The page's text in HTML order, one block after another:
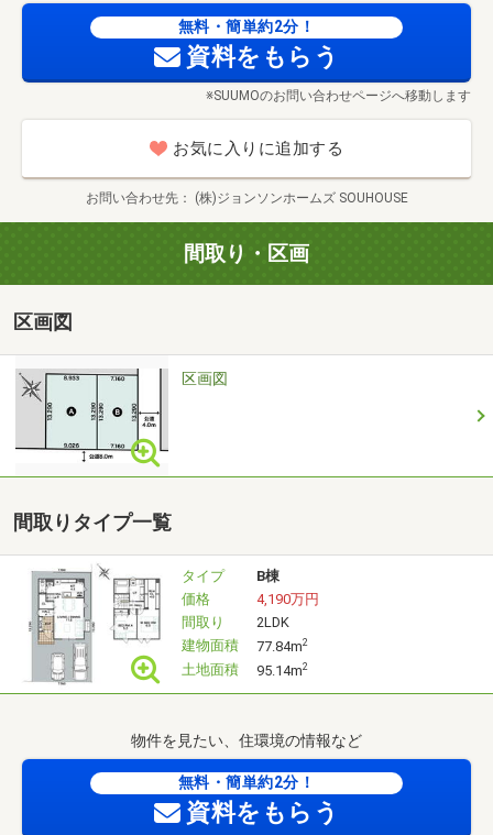
ら丁寧にご説明いたします。
■実際の建物を見学したい
完成済みの物件がある場合、そちらをご案内することが可
も完成後のイメージがよりつきやすいです♪
さらに、SOUHOUSEのショールームでは、未完成物件のバ
る専用ブースも！キッズルームやベビー休憩室も完備して
いますので、小さなお子様連れでもゆっくりと見学や相談
■他の建売情報について
自分の希望エリアで、今後販売予定の物件は何かあるの？
対面でしかお伝えすることができない内容もございますの
で、ご見学と合わせてお気軽にお尋ねください！
承っております。
いいたします。
小さなお悩みもお気軽にお問い合わせください♪
◎平日の相談もOKです！（毎週火・水定休日除く）
ジョンソンホームズの建売住宅【SOU HOUSE(ソウハウ
ス)】とは？
無料・簡単約2分！
資料をもらう
※SUUMOのお問い合わせページへ移動します
お気に入りに追加する
お問い合わせ先 (株)ジョンソンホームズ SOUHOUSE
間取り・区画
区画図
区画図
間取りタイプ一覧
タイプ
B棟
価格
4,190万円
間取り
2LDK
建物面積
77.84m2
土地面積 95.14m2
物件を見たい、住環境の情報など
無料・簡単約2分！
資料をもらう